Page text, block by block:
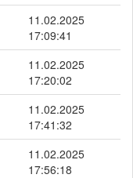
11.02.2025
17:09:41
11.02.2025
17:20:02
11.02.2025
17:41:32
11.02.2025
17:56:18